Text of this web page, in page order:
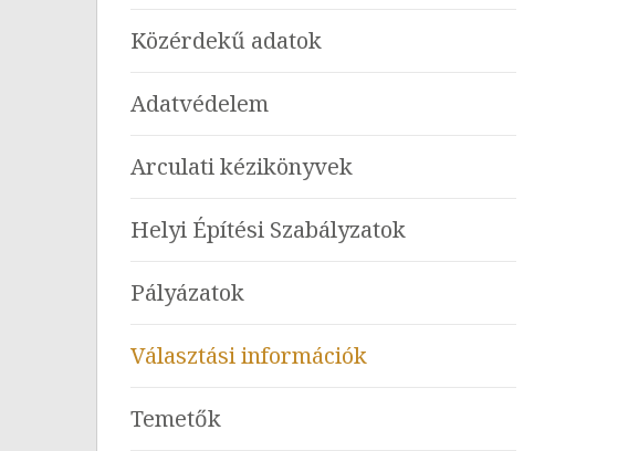
Közérdekű adatok
Adatvédelem
Arculati kézikönyvek
Helyi Építési Szabályzatok
Pályázatok
Választási információk
Temetők